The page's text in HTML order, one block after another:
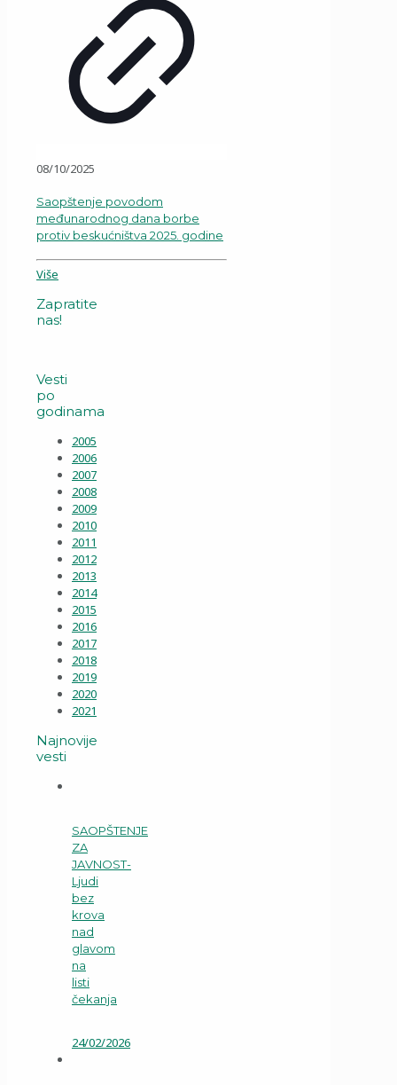
08/10/2025
Saopštenje povodom
međunarodnog dana borbe
protiv beskućništva 2025. godine
Više
Zapratite
nas!
Vesti
po
godinama
2005
2006
2007
2008
2009
2010
2011
2012
2013
2014
2015
2016
2017
2018
2019
2020
2021
Najnovije
vesti
SAOPŠTENJE
ZA
JAVNOST-
Ljudi
bez
krova
nad
glavom
na
listi
čekanja
24/02/2026